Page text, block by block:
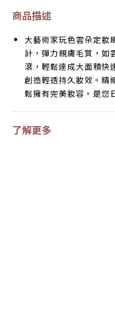
商品描述
大藝術家玩色雲朵定妝
計，彈力親膚毛質，如
滾，輕鬆達成大面積快
創造輕透持久妝效。精
鬆擁有完美妝容。是您
了解更多